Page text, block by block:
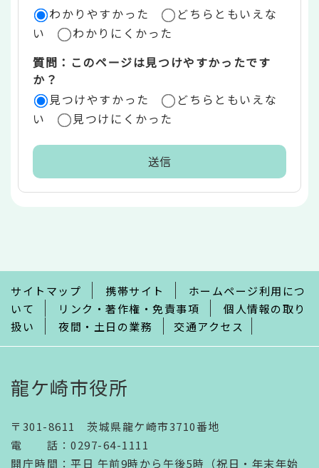
ア
わかりやすかった
どちらともいえな
い
わかりにくかった
質問：このページは見つけやすかったです
か？
見つけやすかった
どちらともいえな
い
見つけにくかった
で
サイトマップ 携帯サイト
ホームページ利用につ
いて
リンク・著作権・免責事項
個人情報の取り
扱い
夜間・土日の業務 交通アクセス
龍ケ崎市役所
〒301-8611 茨城県龍ケ崎市3710番地
電話 ： 0297-64-1111
開庁時間 ： 平日 午前9時から午後5時（祝日・年末年始